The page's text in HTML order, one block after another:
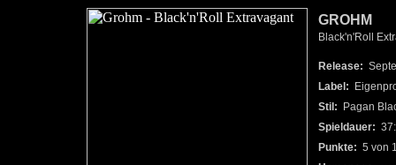
GROHM
Black'n'Roll
Release:
Label:
Stil: Pagan
Spieldauer:
Punkte: 5 von